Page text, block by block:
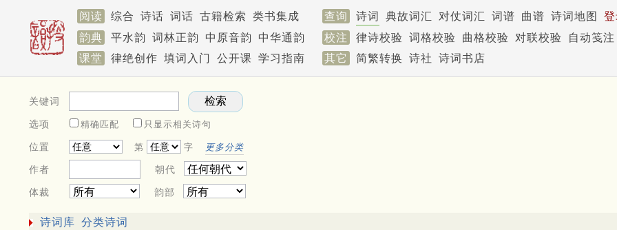
阅读 综合 诗话 词话 古籍检索 类书集成 查询 诗词 典故词汇 对仗词汇 词谱 曲谱 诗词地图
韵典
平水韵 词林正韵 中原音韵 中华通韵 校注 律诗校验 词格校验 曲格校验 对联校验
自动笺注
课堂
律绝创作 填词入门 公开课 学习指南 其它 简繁转换 诗社 诗词书店
关键词
选项 精确匹配 只显示相关诗句
位置 第 字 更多分类
作者 朝代
体裁 韵部
诗词库 分类诗词